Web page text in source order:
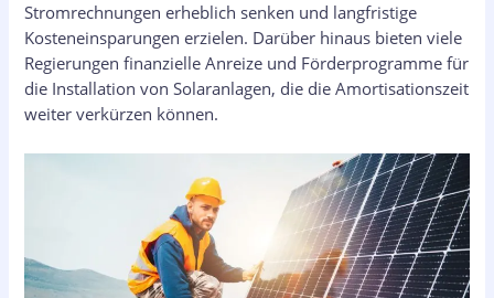
Stromrechnungen erheblich senken und langfristige
Kosteneinsparungen erzielen. Darüber hinaus bieten viele
Regierungen finanzielle Anreize und Förderprogramme für
die Installation von Solaranlagen, die die Amortisationszeit
weiter verkürzen können.